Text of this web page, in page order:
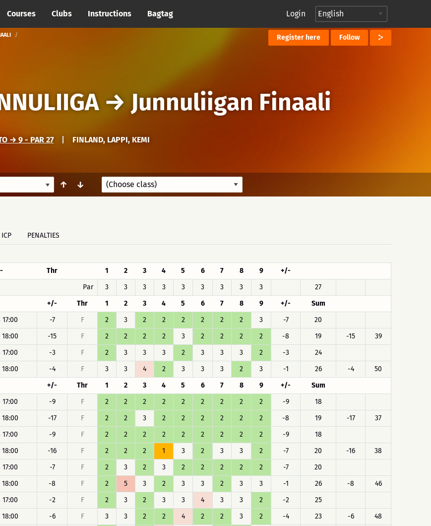
Courses Clubs Instructions Bagtag Login
Register here Follow
→Junnuliigan Finaali
→ 9 - PAR 27 FINLAND, LAPPI, KEMI
↑ ↓
ICP PENALTIES
Thr 1 2 3 4 5 6 7 8 9
+/-
Par
3 3 3 3 3 3 3 3 3
27
+/- Thr 1 2 3 4 5 6 7 8 9 +/-
Sum
-7 F 2 3 2 2 2 2 2 2 3 -7
20
-15 F 2 2 2 2 3 2 2 2 2 -8 19 -15
39
-3 F 2 3 3 3 2 3 3 3 2 -3
24
-4 F 3 3 4 2 3 3 3 2 3 -1 26 -4
50
+/- Thr 1 2 3 4 5 6 7 8 9 +/-
Sum
-9 F 2 2 2 2 2 2 2 2 2 -9
18
-17 F 2 2 3 2 2 2 2 2 2 -8 19 -17
37
-9 F 2 2 2 2 2 2 2 2 2 -9
18
-16 F 2 2 2 1 3 2 3 3 2 -7 20 -16
38
-7 F 2 3 2 3 2 2 2 2 2 -7
20
-8 F 2 5 3 2 3 3 2 3 3 -1 26 -8
46
-2 F 2 3 2 3 3 4 3 3 2 -2
25
-6 F 3 3 2 2 4 2 2 3 2 -4 23 -6
48